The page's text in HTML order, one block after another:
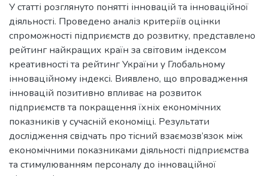
У статті розглянуто понятті інновацій та інноваційної
діяльності. Проведено аналіз критеріїв оцінки
спроможності підприємств до розвитку, представлено
рейтинг найкращих країн за світовим індексом
креативності та рейтинг України у Глобальному
інноваційному індексі. Виявлено, що впровадження
інновацій позитивно впливає на розвиток
підприємств та покращення їхніх економічних
показників у сучасній економіці. Результати
дослідження свідчать про тісний взаємозв’язок між
економічними показниками діяльності підприємства
та стимулюванням персоналу до інноваційної